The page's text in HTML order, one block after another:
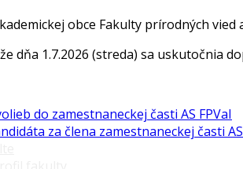
obce Fakulty prírodných
dňa 1.7.2026 (streda) sa uskutočnia
do zamestnaneckej časti AS FPVaI
za člena zamestnaneckej časti AS